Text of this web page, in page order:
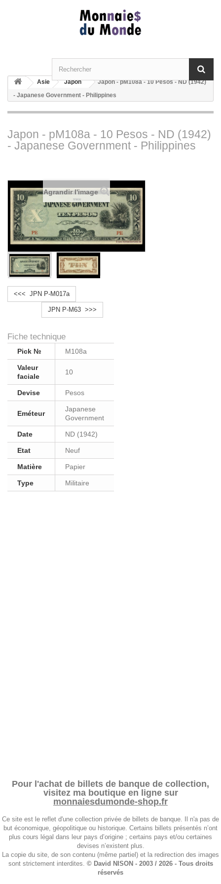
Asie Japon
Japon - pM108a - 10 Pesos - ND (1942)
- Japanese Government - Philippines
Japon - pM108a - 10 Pesos - ND (1942)
- Japanese Government - Philippines
Agrandir l'image
<<< JPN P-M017a
JPN P-M63 >>>
Fiche technique
Pick № M108a
Valeur
faciale
10
Devise Pesos
Eméteur
Japanese
Government
Date ND (1942)
Etat Neuf
Matière Papier
Type Militaire
Pour l'achat de billets de banque de collection,
visitez ma boutique en ligne sur
monnaiesdumonde-shop.fr
Ce site est le reflet d'une collection privée de billets de banque. Il n'a pas de
but économique, géopolitique ou historique. Certains billets présentés n’ont
plus cours légal dans leur pays d’origine ; certains pays et/ou certaines
devises n’existent plus.
La copie du site, de son contenu (même partiel) et la redirection des images
sont strictement interdites. © David NISON - 2003 / 2026 - Tous droits
réservés